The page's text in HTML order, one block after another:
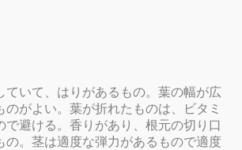
ていて、はりがあるもの。葉の幅が広
のがよい。葉が折れたものは、ビタミ
で避ける。香りがあり、根元の切り口
の。茎は適度な弾力があるもので適度